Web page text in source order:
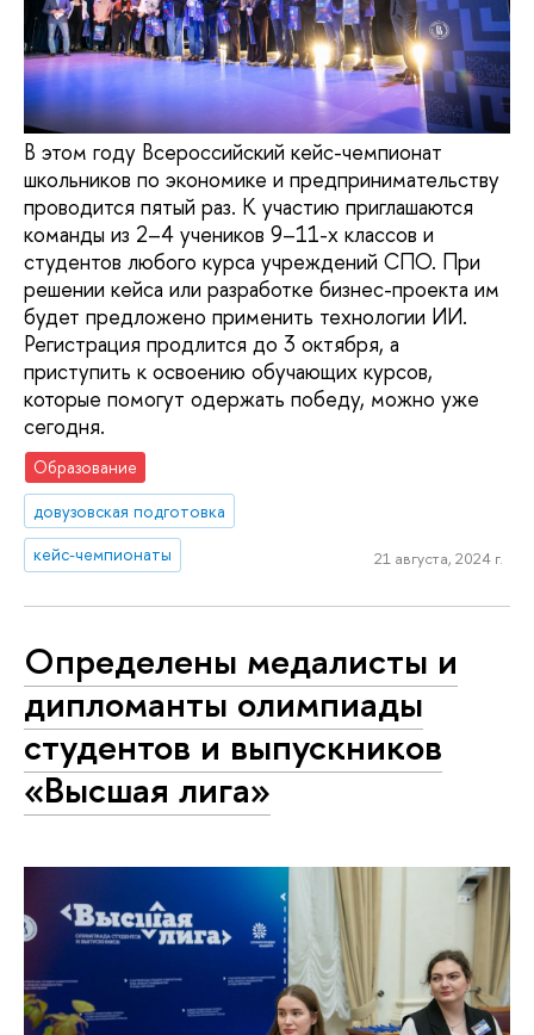
В этом году Всероссийский кейс-чемпионат
школьников по экономике и предпринимательству
проводится пятый раз. К участию приглашаются
команды из 2–4 учеников 9–11-х классов и
студентов любого курса учреждений СПО. При
решении кейса или разработке бизнес-проекта им
будет предложено применить технологии ИИ.
Регистрация продлится до 3 октября, а
приступить к освоению обучающих курсов,
которые помогут одержать победу, можно уже
сегодня.
Образование
довузовская подготовка
кейс-чемпионаты
21 августа, 2024 г.
Определены медалисты и
дипломанты олимпиады
студентов и выпускников
«Высшая лига»